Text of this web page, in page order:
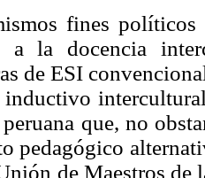
fines
a la docencia
de ESI
que, no
pedagógico
de Maestros